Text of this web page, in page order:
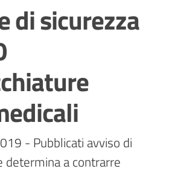
di sicurezza
- Pubblicati avviso di
determina a contrarre